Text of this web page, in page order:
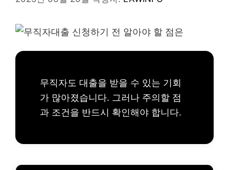
무직자도 대출을 받을 수 있는 기회
가 많아졌습니다. 그러나 주의할 점
과 조건을 반드시 확인해야 합니다.